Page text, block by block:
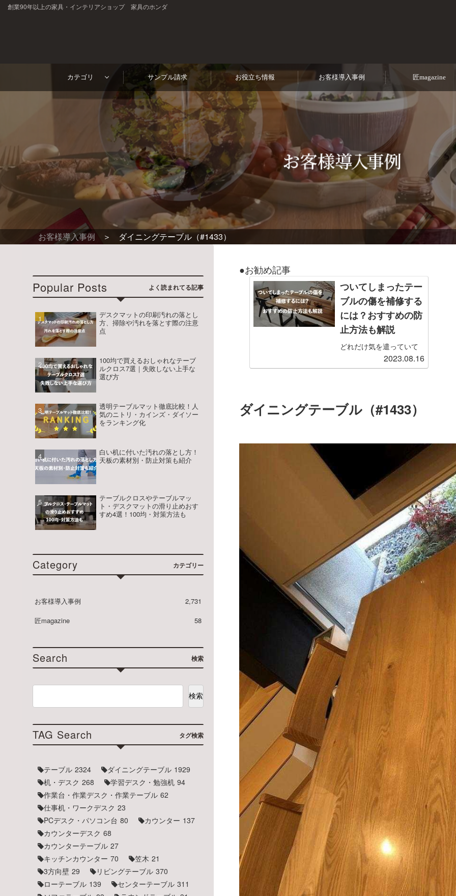
創業90年以上の家具・インテリアショップ 家具のホンダ
テ
マ
ト
ー
ホテル・レストラン・企業様の大事なテーブルを傷・汚れから守る！
サンプル請求
オーダーサイズ
見積り
請求書対応
短納期
専門家対応
ご注文・ご質問はお気軽にどうぞ
0120-46-5054
netjigyoubu@seneso.jp
受付時間：10:00 - 18:30（日曜定休日）
カテゴリ サンプル請求 お役立ち情報 お客様導入事例 匠magazine
お客様導入事例 ダイニングテーブル（#1433）
●お勧め記事
ついてしまったテー
ブルの傷を補修する
には？おすすめの防
止方法も解説
どれだけ気を遣っていて
も、日常生活を送ってい
るとどうしてもテーブル
がいる場合、ふとしたこ
とがきっかけで木製・ガ
しばです。傷をつけない
ように注意するのが...
2023.08.16
ダイニングテーブル（#1433）
Popular Posts
デスクマットの印刷汚れの落とし
方、掃除や汚れを落とす際の注意
点
100均で買えるおしゃれなテーブ
ルクロス7選｜失敗しない上手な
選び方
透明テーブルマット徹底比較！人
気のニトリ・カインズ・ダイソー
をランキング化
白い机に付いた汚れの落とし方！
天板の素材別・防止対策も紹介
テーブルクロスやテーブルマッ
ト・デスクマットの滑り止めおす
すめ4選！100均・対策方法も
Category カテゴリー
お客様導入事例
2,731
匠magazine
58
Search 検索
検索
TAG Search タグ検索
テーブル 2324 ダイニングテーブル 1929
机・デスク 268 学習デスク・勉強机 94
作業台・作業デスク・作業テーブル 62
仕事机・ワークデスク 23
PCデスク・パソコン台 80 カウンター 137
カウンターデスク 68
カウンターテーブル 27
キッチンカウンター 70 笠木 21
3方向壁 29 リビングテーブル 370
ローテーブル 139 センターテーブル 311